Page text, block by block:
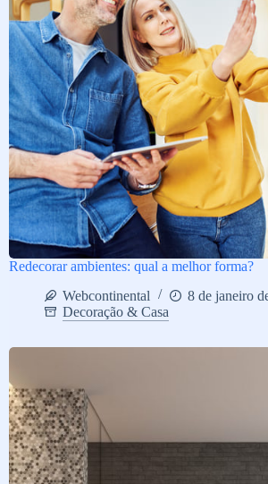
Redecorar ambientes: qual a melhor forma?
Webcontinental
8 de janeiro
Decoração & Casa